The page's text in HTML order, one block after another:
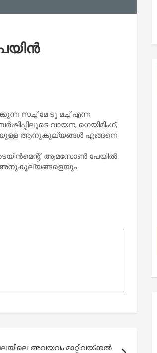
സച്ച് മേ ടൂ മച്ച് എന്ന
വായന, ഗെയിമിംഗ്,
വരെയുള്ള ആനുകൂല്യങ്ങള്‍ എങ്ങനെ
ആമസോണ്‍ പേയില്‍
അനുകൂല്യങ്ങളെയും
അവയവം മാറ്റിവയ്ക്കല്‍